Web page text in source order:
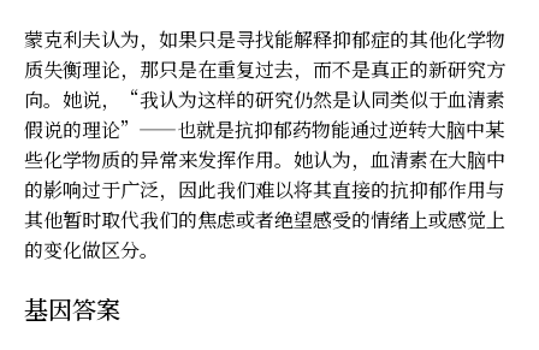
蒙克利夫认为，如果只是寻找能解释抑郁症的其他化学物
质失衡理论，那只是在重复过去，而不是真正的新研究方
向。她说，“我认为这样的研究仍然是认同类似于血清素
假说的理论”——也就是抗抑郁药物能通过逆转大脑中某
些化学物质的异常来发挥作用。她认为，血清素在大脑中
的影响过于广泛，因此我们难以将其直接的抗抑郁作用与
其他暂时取代我们的焦虑或者绝望感受的情绪上或感觉上
的变化做区分。
基因答案